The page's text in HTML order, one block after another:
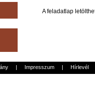
Afeladatlap
| Impresszum | Hírlevél